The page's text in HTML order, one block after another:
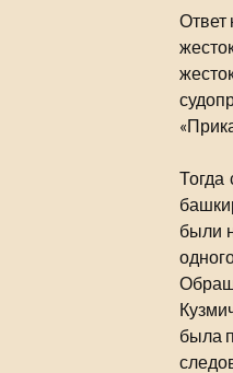
Ответ
Тогда
были
была